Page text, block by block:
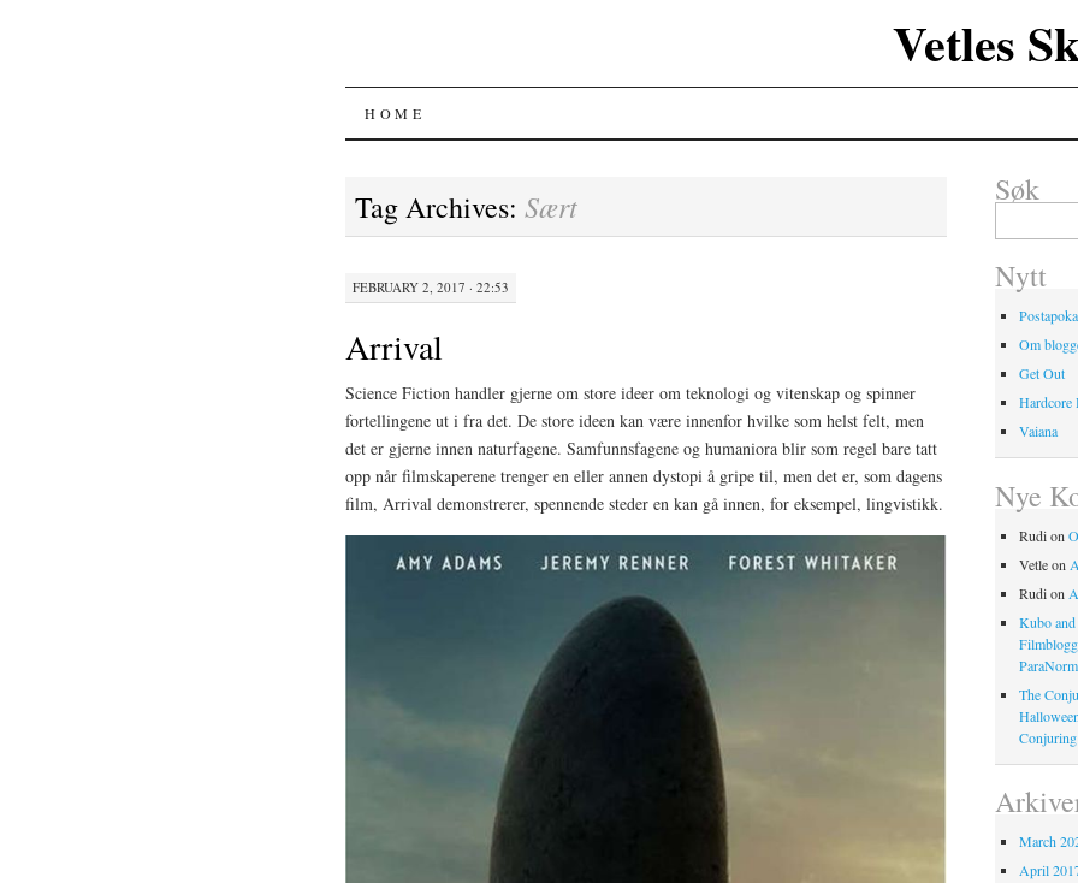
Vetles
SKIP
CONTENT
HOME
Tag Archives: Sært
FEBRUARY 2, 2017 · 22:53
Arrival
Science Fiction handler gjerne om store ideer om teknologi og vitenskap og spinner
fortellingene ut i fra det. De store ideen kan være innenfor hvilke som helst felt, men
det er gjerne innen naturfagene. Samfunnsfagene og humaniora blir som regel bare tatt
opp når filmskaperene trenger en eller annen dystopi å gripe til, men det er, som dagens
film, Arrival demonstrerer, spennende steder en kan gå innen, for eksempel, lingvistikk.
Søk
Nytt
Om
Get Out
Hardcore
Vaiana
Nye
Rudion
Vetleon
Rudion
Kubo
Filmblogg
The
Conjuring
March
April